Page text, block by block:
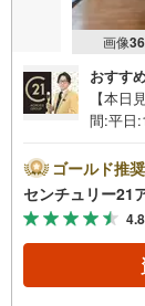
画像36
おすす
【本
間:平日
ットタ
通2丁目
センチ
チュリ
地区
中。
ゴールド推
センチュリー21